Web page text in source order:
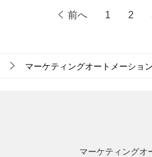
前へ 1 2
マーケティングオートメーション
マーケティングオ